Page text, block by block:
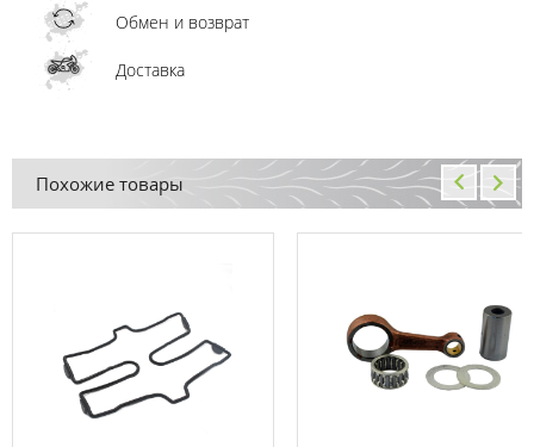
Обмен и возврат
Доставка
Похожие товары